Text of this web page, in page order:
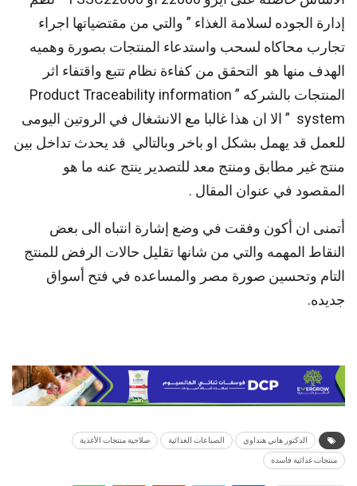
إدارة الجوده لسلامة الغذاء ” والتي من مقتضياتها اجراء
تجارب محاكاه لسحب واستدعاء المنتجات بصورة وهميه
الهدف منها هو التحقق من كفاءة نظام تتبع واقتفاء اثر
المنتجات بالشركه ” Product Traceability information
system ” الا ان هذا غالبا مع الانشغال في الروتين اليومى
للعمل قد يهمل بشكل او باخر وبالتالي قد يحدث تداخل بين
منتج غير مطابق ومنتج معد للتصدير ينتج عنه ما هو
المقصود في عنوان المقال .
أتمنى ان أكون وفقت في وضع إشارة انتباه الى بعض
النقاط المهمه والتي من شانها تقليل حالات الرفض للمنتج
التام وتحسين صورة مصر والمساعده في فتح أسواق
جديده.
الدكتور هاني هنداوي الصناعات الغذائية صلاحية منتجات الأغذية
منتجات غذائية فاسدة